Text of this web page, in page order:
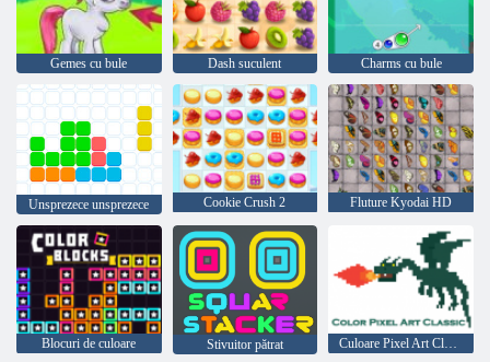
Gemes cu bule Dash suculent Charms cu bule
Unsprezece unsprezece Cookie Crush 2 Fluture Kyodai HD
Blocuri de culoare Stivuitor pătrat Culoare Pixel Art Classic